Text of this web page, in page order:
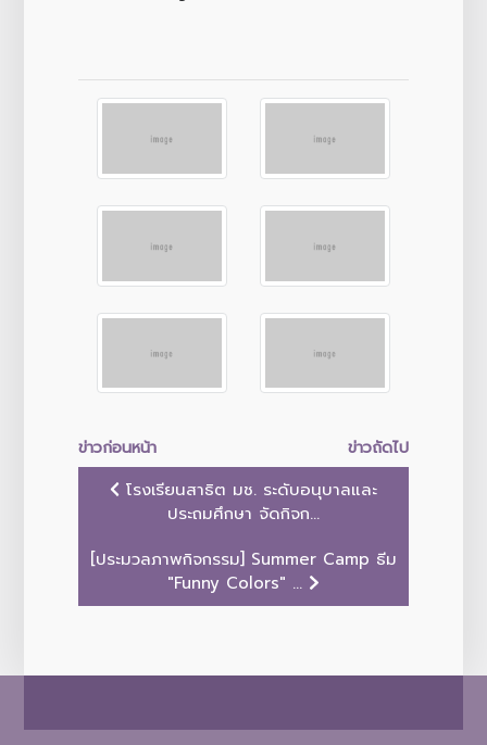
ข่าวก่อนหน้า
ข่าวถัดไป
โรงเรียนสาธิต มช. ระดับอนุบาลและ
ประถมศึกษา จัดกิจก...
[ประมวลภาพกิจกรรม] Summer Camp ธีม
"Funny Colors" ...